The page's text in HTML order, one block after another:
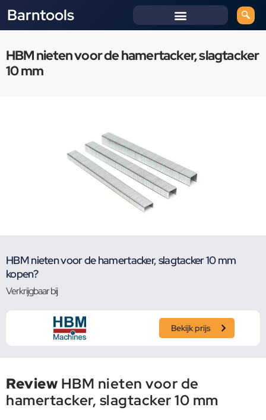
Barntools
HBM nieten voor de hamertacker, slagtacker
10 mm
HBM nieten voor de hamertacker, slagtacker 10 mm
kopen?
Verkrijgbaar bij
Bekijk prijs
Review HBM nieten voor de
hamertacker, slagtacker 10 mm